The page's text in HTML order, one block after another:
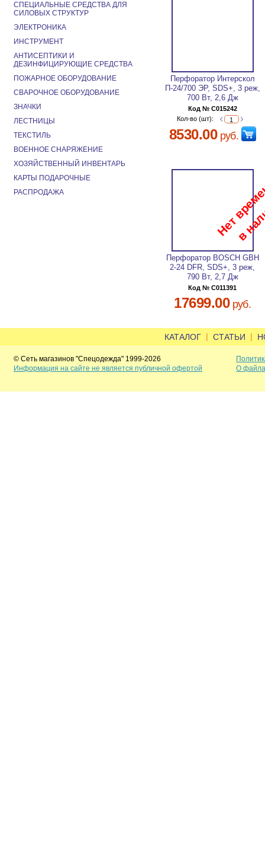
Перфоратор Интерскол
П-24/700 ЭР, SDS+, 3 реж,
700 Вт, 2,6 Дж
Код № C015242
Кол-во (шт):
8530.00руб.
Перфоратор BOSCH GBH
2-24 DFR, SDS+, 3 реж,
790 Вт, 2,7 Дж
Код № C011391
17699.00руб.
СПЕЦИАЛЬНЫЕ СРЕДСТВА ДЛЯ
СИЛОВЫХ СТРУКТУР
ЭЛЕКТРОНИКА
ИНСТРУМЕНТ
АНТИСЕПТИКИ И
ДЕЗИНФИЦИРУЮЩИЕ СРЕДСТВА
ПОЖАРНОЕ ОБОРУДОВАНИЕ
СВАРОЧНОЕ ОБОРУДОВАНИЕ
ЗНАЧКИ
ЛЕСТНИЦЫ
ТЕКСТИЛЬ
ВОЕННОЕ СНАРЯЖЕНИЕ
ХОЗЯЙСТВЕННЫЙ ИНВЕНТАРЬ
КАРТЫ ПОДАРОЧНЫЕ
РАСПРОДАЖА
КАТАЛОГ | СТАТЬИ |
© Сеть магазинов "Спецодежда" 1999-2026
Информация на сайте не является публичной офертой
О